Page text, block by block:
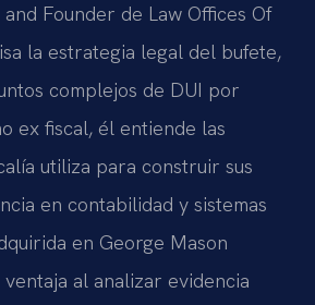
Founder de Law Offices Of
la estrategia legal del bufete,
complejos de DUI por
ex fiscal, él entiende las
utiliza para construir sus
en contabilidad y sistemas
en George Mason
ventaja al analizar evidencia